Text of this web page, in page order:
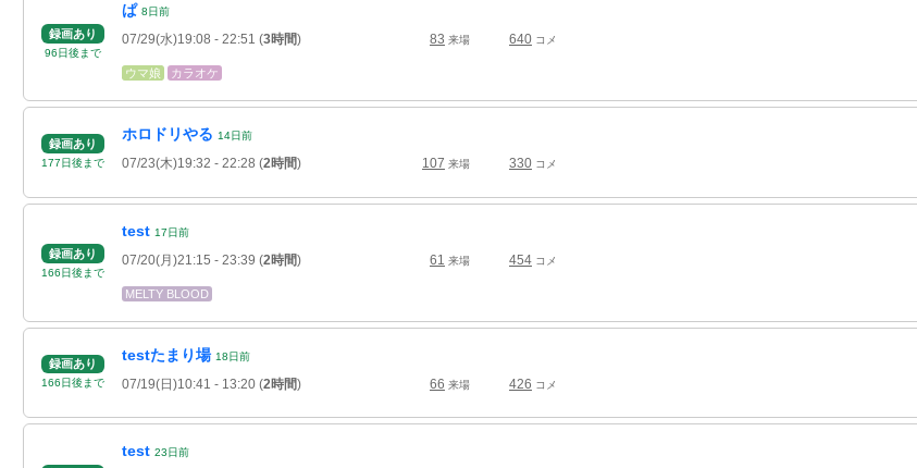
録画あり
96日後 まで
ぱ 8日前
07/29(水)19:08 - 22:51 (3時間) 83 来場 640 コメ
ウマ娘 カラオケ
録画あり
177日後 まで
ホロドリやる 14日前
07/23(木)19:32 - 22:28 (2時間) 107 来場 330 コメ
録画あり
166日後 まで
test 17日前
07/20(月)21:15 - 23:39 (2時間) 61 来場 454 コメ
MELTY BLOOD
録画あり
166日後 まで
testたまり場 18日前
07/19(日)10:41 - 13:20 (2時間) 66 来場 426 コメ
test 23日前